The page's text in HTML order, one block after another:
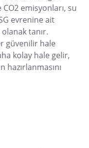
emisyonları, su
evrenine ait
tanır.
güvenilir hale
kolay hale gelir,